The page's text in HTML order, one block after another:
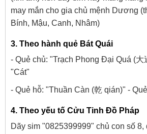
may mắn cho gia chủ mệnh Dương
Bính, Mậu, Canh, Nhâm)
3. Theo hành quẻ Bát Quái
- Quẻ chủ: "Trạch Phong Đại Quá (大
"Cát"
- Quẻ hỗ: "Thuần Càn (乾 qián)" -
4. Theo yếu tố Cửu Tinh Đồ Pháp
Dãy sim "0825399999" chủ con số